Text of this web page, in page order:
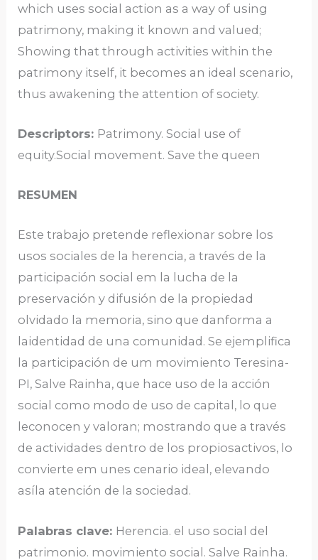
which uses social action as a way of using
patrimony, making it known and valued;
Showing that through activities within the
patrimony itself, it becomes an ideal scenario,
thus awakening the attention of society.
Descriptors: Patrimony. Social use of
equity.Social movement. Save the queen
RESUMEN
Este trabajo pretende reflexionar sobre los
usos sociales de la herencia, a través de la
participación social em la lucha de la
preservación y difusión de la propiedad
olvidado la memoria, sino que danforma a
laidentidad de una comunidad. Se ejemplifica
la participación de um movimiento Teresina-
PI, Salve Rainha, que hace uso de la acción
social como modo de uso de capital, lo que
leconocen y valoran; mostrando que a través
de actividades dentro de los propiosactivos, lo
convierte em unes cenario ideal, elevando
asíla atención de la sociedad.
Palabras clave: Herencia. el uso social del
patrimonio. movimiento social. Salve Rainha.